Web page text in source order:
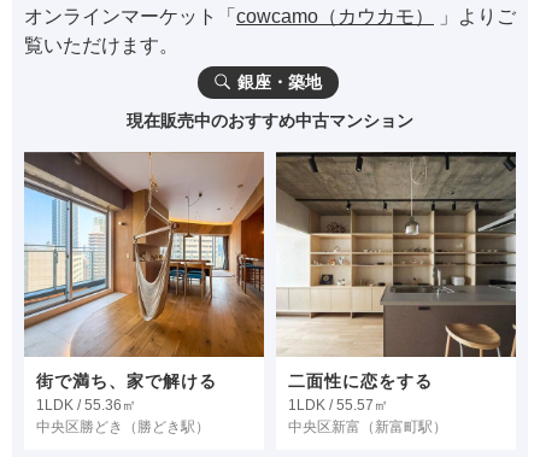
オンラインマーケット「 cowcamo（カウカモ）
」よりご
覧いただけます。
銀座・築地
現在販売中のおすすめ中古マンション
街で満ち、家で解ける
1LDK / 55.36㎡
中央区勝どき
（勝どき駅）
二面性に恋をする
1LDK / 55.57㎡
中央区新富 （新富町駅）